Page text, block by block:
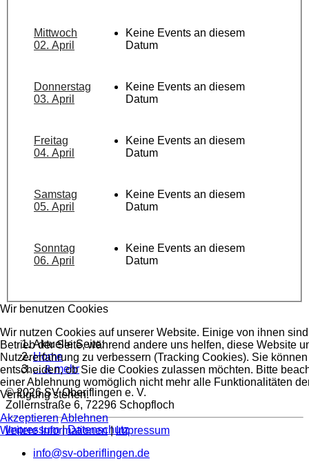
Mittwoch
02. April
Keine Events an diesem
Datum
Donnerstag
03. April
Keine Events an diesem
Datum
Freitag
04. April
Keine Events an diesem
Datum
Samstag
05. April
Keine Events an diesem
Datum
Sonntag
06. April
Keine Events an diesem
Datum
Aktuelle Seite:
Home
... & mehr
© 2026 SV Oberiflingen e. V.
Zollernstraße 6, 72296 Schopfloch
Impressum|Datenschutz
info@sv-oberiflingen.de
Wir benutzen Cookies
Wir nutzen Cookies auf unserer Website. Einige von ihnen
Betrieb der Seite, während andere uns helfen, diese Website
Nutzererfahrung zu verbessern (Tracking Cookies). Sie
entscheiden, ob Sie die Cookies zulassen möchten. Bitte
einer Ablehnung womöglich nicht mehr alle Funktionalitäten
Verfügung stehen.
AkzeptierenAblehnen
Weitere Informationen|Impressum